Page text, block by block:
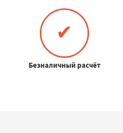
✔
Безналичный расчёт